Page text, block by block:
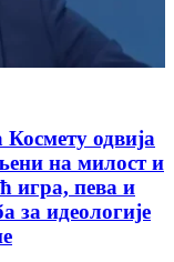
одвија
на милост и
игра, пева и
за идеологије